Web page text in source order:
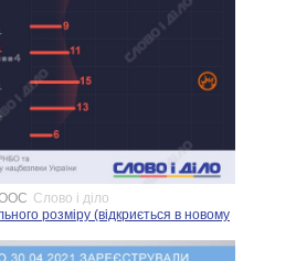
ООС Слово і діло
розміру (відкриється в новому